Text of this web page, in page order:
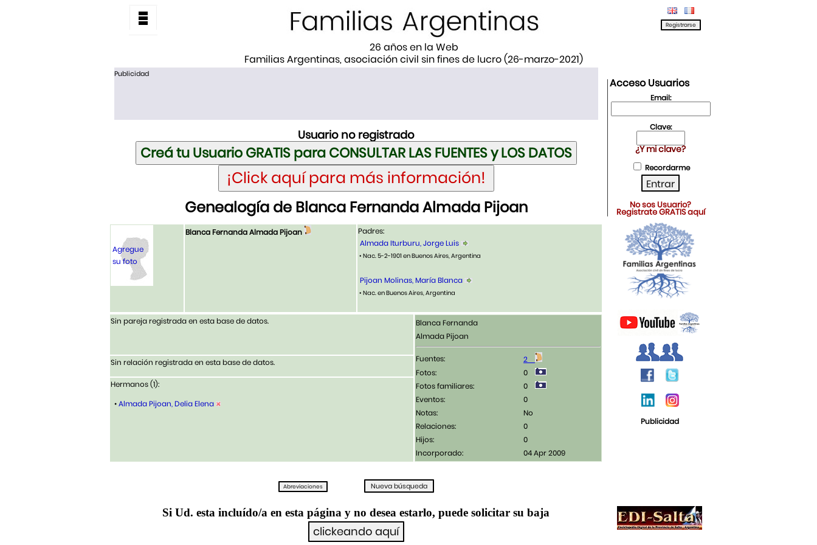
26 años en la Web
Familias Argentinas, asociación civil sin fines de lucro (26-marzo-2021)
Publicidad
Usuario no registrado
Genealogía de Blanca Fernanda Almada Pijoan
Agregue
su foto
Blanca Fernanda Almada Pijoan
Padres:
Almada Iturburu, Jorge Luis
• Nac. 5-2-1901 en Buenos Aires, Argentina
Pijoan Molinas, María Blanca
• Nac. en Buenos Aires, Argentina
Sin pareja registrada en esta base de datos.
Blanca Fernanda
Almada Pijoan
Fuentes:
2
Fotos:
0
Fotos familiares:
0
Eventos:
0
Notas:
No
Relaciones:
0
Hijos:
0
Incorporado:
04 Apr 2009
Sin relación registrada en esta base de datos.
Hermanos (1):
•Almada Pijoan, Delia Elena
Si Ud. esta incluído/a en esta página y no desea estarlo, puede solicitar su baja
Acceso Usuarios
Email:
Clave:
¿Y mi clave?
Recordarme
No sos Usuario?
Registrate GRATIS aquí
Publicidad